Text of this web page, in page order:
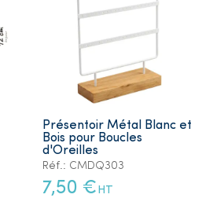
Présentoir Métal Blanc et
Bois pour Boucles
d'Oreilles
Réf.: CMDQ303
7,50 € HT